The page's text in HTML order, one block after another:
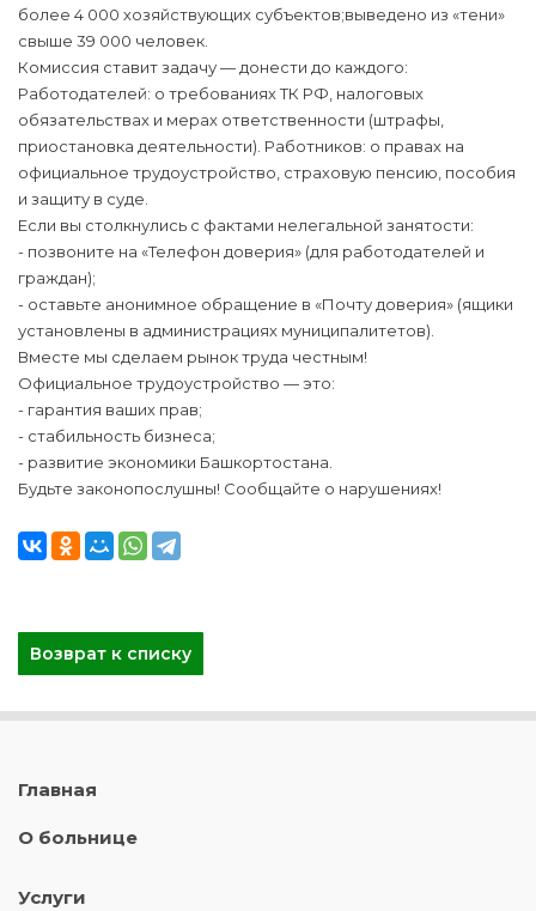
более 4 000 хозяйствующих субъектов;выведено из «тени»
свыше 39 000 человек.
Комиссия ставит задачу — донести до каждого:
Работодателей: о требованиях ТК РФ, налоговых
обязательствах и мерах ответственности (штрафы,
приостановка деятельности). Работников: о правах на
официальное трудоустройство, страховую пенсию, пособия
и защиту в суде.
Если вы столкнулись с фактами нелегальной занятости:
- позвоните на «Телефон доверия» (для работодателей и
граждан);
- оставьте анонимное обращение в «Почту доверия» (ящики
установлены в администрациях муниципалитетов).
Вместе мы сделаем рынок труда честным!
Официальное трудоустройство — это:
- гарантия ваших прав;
- стабильность бизнеса;
- развитие экономики Башкортостана.
Будьте законопослушны! Сообщайте о нарушениях!
Возврат к списку
Главная
О больнице
Услуги